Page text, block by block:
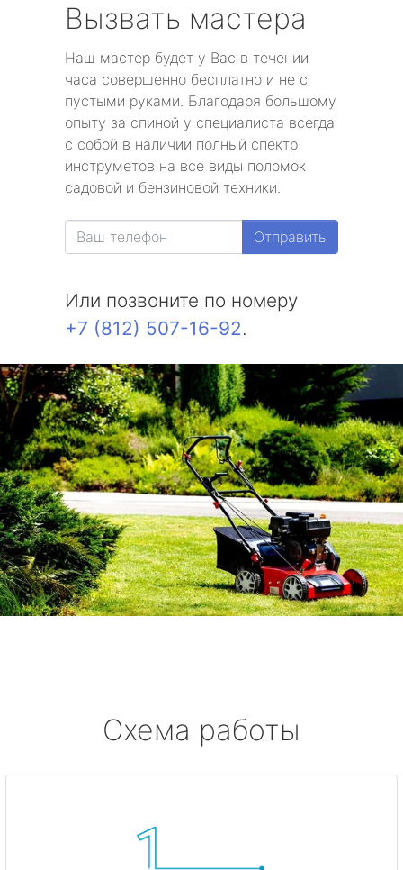
Вызвать мастера
Наш мастер будет у Вас в течении
часа совершенно бесплатно и не с
пустыми руками. Благодаря большому
опыту за спиной у специалиста всегда
с собой в наличии полный спектр
инструметов на все виды поломок
садовой и бензиновой техники.
Отправить
Или позвоните по номеру
+7 (812) 507-16-92.
Схема работы